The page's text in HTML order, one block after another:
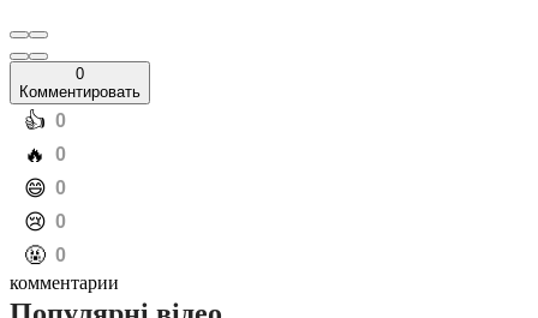
0
Комментировать
️👍 0
️🔥 0
️😄 0
️😢 0
️🤬 0
комментарии